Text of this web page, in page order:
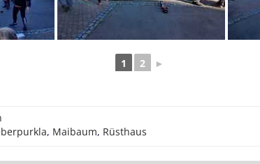
1 2 ►
, Maibaum, Rüsthaus